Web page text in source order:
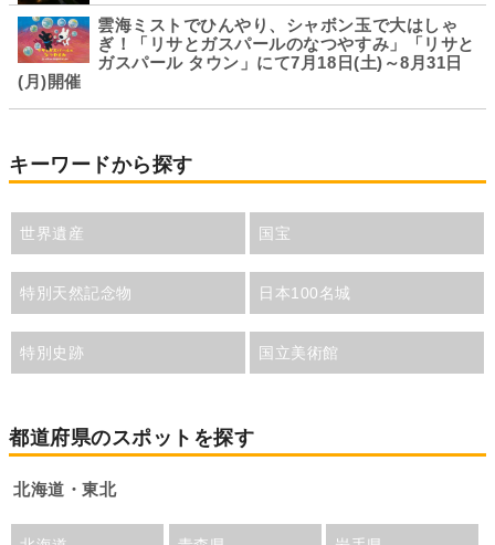
雲海ミストでひんやり、シャボン玉で大はしゃ
ぎ！「リサとガスパールのなつやすみ」「リサと
ガスパール タウン」にて7月18日(土)～8月31日
(月)開催
キーワードから探す
世界遺産 国宝
特別天然記念物 日本100名城
特別史跡 国立美術館
都道府県のスポットを探す
北海道・東北